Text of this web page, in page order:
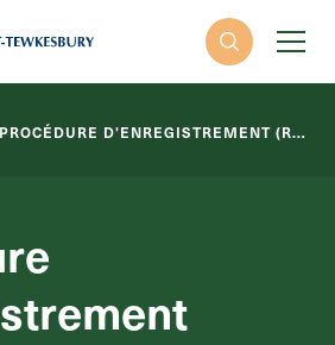
PROCÉDURE D'ENREGISTREMENT (REGISTRE) - RÈGLEMENTS SUR 2 PROGRAMMES DE FINANCEMENT DES ISA